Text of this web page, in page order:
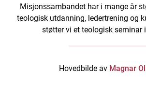
Misjonssambandet har i mange år
teologisk utdanning, ledertrening og
støtter vi et teologisk seminar
Hovedbilde av Magnar